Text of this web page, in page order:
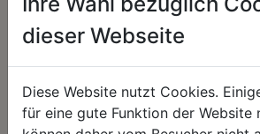
HARMONIE
dieser Webseite
Diese Website nutzt Cookies.
für eine gute Funktion der Website